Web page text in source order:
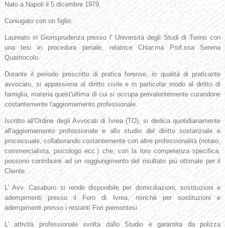
Nato a Napoli il 5 dicembre 1979.
Coniugato con un figlio.
Laureato in Giurisprudenza presso l' Università degli Studi di Torino con
una tesi in procedura penale, relatrice Chiar.ma Prof.ssa Serena
Quattrocolo.
Durante il periodo prescritto di pratica forense, in qualità di praticante
avvocato, si appassiona al diritto civile e in particolar modo al diritto di
famiglia, materia quest'ultima di cui si occupa prevalentemente curandone
costantemente l'aggiornamento professionale.
Iscritto all'Ordine degli Avvocati di Ivrea (TO), si dedicaquotidianamente
all'aggiornamento professionale e allo studio del diritto sostanziale e
processuale, collaborando costantemente con altre professionalità (notaio,
commercialista, psicologo ecc.) che, con la loro competenza specifica,
possono contribuire ad un raggiungimento del risultato più ottimale per il
Cliente.
L' Avv. Casaburo si rende disponibile per domiciliazioni, sostituzioni e
adempimenti presso il Foro di Ivrea, nonchè per sostituzioni e
adempimenti presso i restanti Fori piemontesi.
L' attività professionale svolta dallo Studio è garantita da polizza